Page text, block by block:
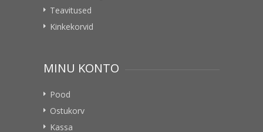
Teavitused
Kinkekorvid
MINU KONTO
Pood
Ostukorv
Kassa